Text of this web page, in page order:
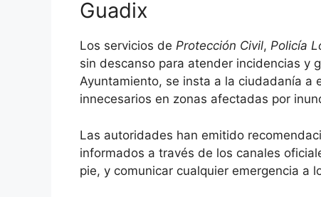
Guadix
Los servicios de Protección Civil, Policía
sin descanso para atender incidencias y
Ayuntamiento, se insta a la ciudadanía a
innecesarios en zonas afectadas por
Las autoridades han emitido
informados a través de los canales
pie, y comunicar cualquier emergencia a